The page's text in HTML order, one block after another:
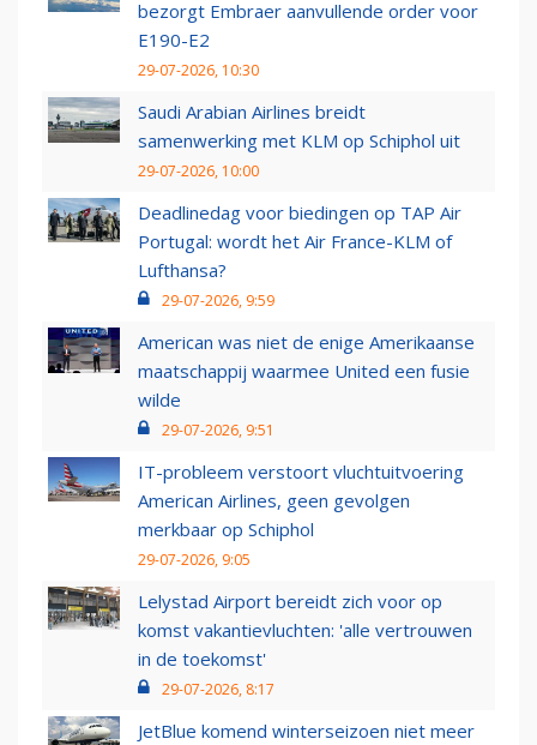
bezorgt Embraer aanvullende order voor
E190-E2
29-07-2026, 10:30
Saudi Arabian Airlines breidt
samenwerking met KLM op Schiphol uit
29-07-2026, 10:00
Deadlinedag voor biedingen op TAP Air
Portugal: wordt het Air France-KLM of
Lufthansa?
29-07-2026, 9:59
American was niet de enige Amerikaanse
maatschappij waarmee United een fusie
wilde
29-07-2026, 9:51
IT-probleem verstoort vluchtuitvoering
American Airlines, geen gevolgen
merkbaar op Schiphol
29-07-2026, 9:05
Lelystad Airport bereidt zich voor op
komst vakantievluchten: 'alle vertrouwen
in de toekomst'
29-07-2026, 8:17
JetBlue komend winterseizoen niet meer